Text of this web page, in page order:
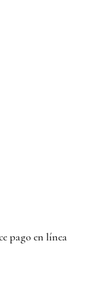
pago en línea